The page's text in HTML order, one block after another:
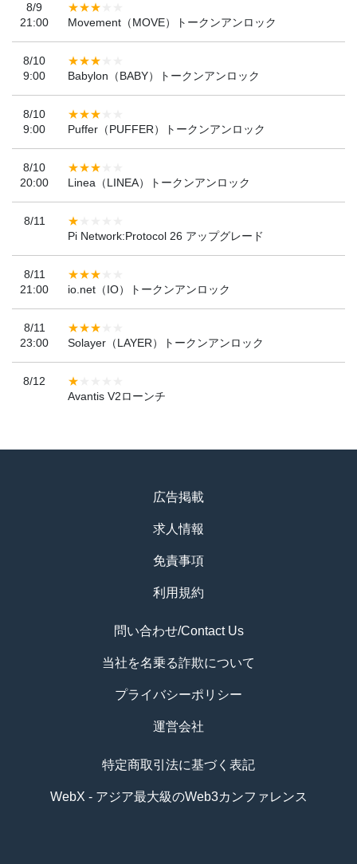
8/9
21:00
Movement（MOVE）トークンアンロック
8/10
9:00
Babylon（BABY）トークンアンロック
8/10
9:00
Puffer（PUFFER）トークンアンロック
8/10
20:00
Linea（LINEA）トークンアンロック
8/11
Pi Network:Protocol 26 アップグレード
8/11
21:00
io.net（IO）トークンアンロック
8/11
23:00
Solayer（LAYER）トークンアンロック
8/12
Avantis V2ローンチ
広告掲載
求人情報
免責事項
利用規約
問い合わせ/Contact Us
当社を名乗る詐欺について
プライバシーポリシー
運営会社
特定商取引法に基づく表記
WebX - アジア最大級のWeb3カンファレンス